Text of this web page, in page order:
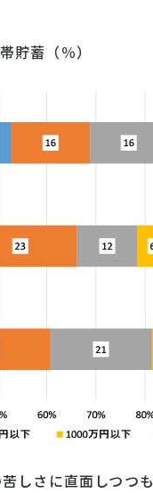
蓄（％）
しさに直面しつつ